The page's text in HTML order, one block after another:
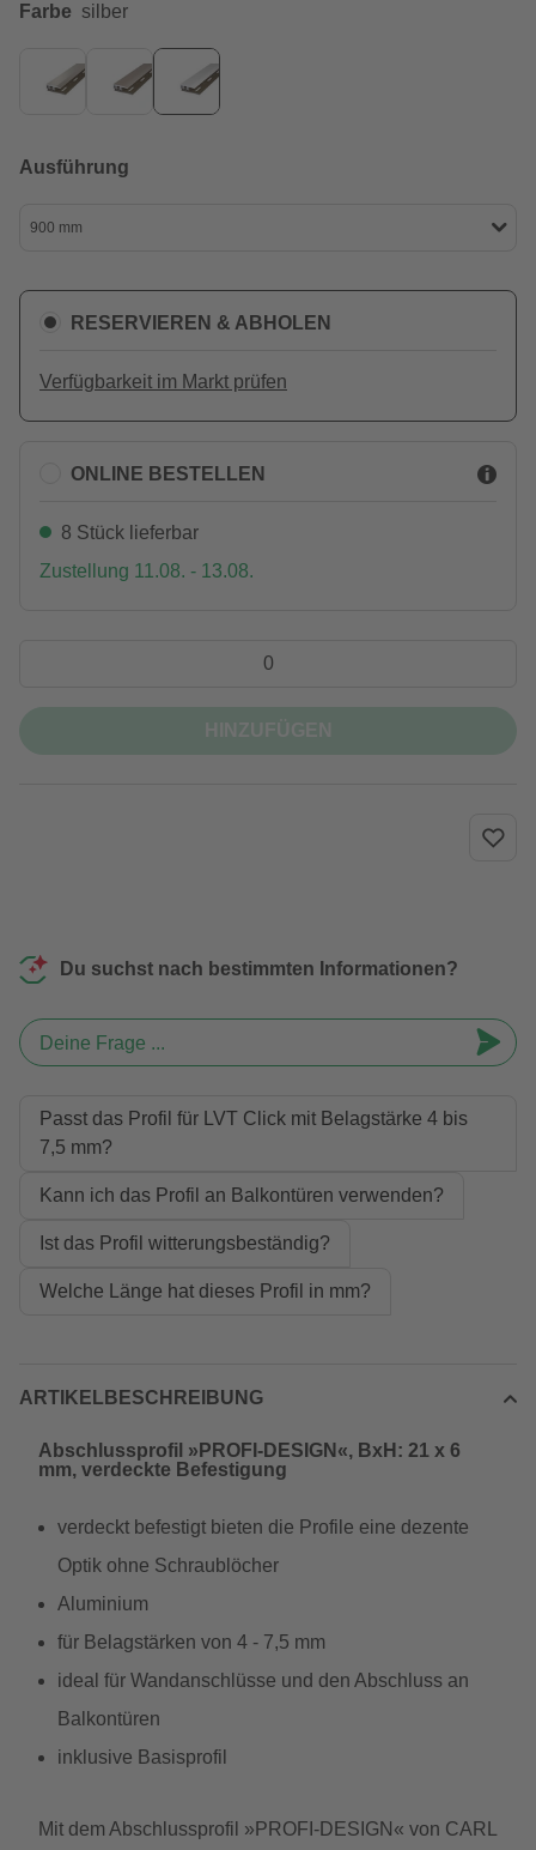
Farbe silber
Ausführung
900 mm
RESERVIEREN & ABHOLEN
Verfügbarkeit im Markt prüfen
ONLINE BESTELLEN
8 Stück lieferbar
Zustellung 11.08. - 13.08.
Du suchst nach bestimmten Informationen?
Deine Frage ...
Passt das Profil für LVT Click mit Belagstärke 4 bis
7,5 mm?
Kann ich das Profil an Balkontüren verwenden?
Ist das Profil witterungsbeständig?
Welche Länge hat dieses Profil in mm?
ARTIKELBESCHREIBUNG
Abschlussprofil »PROFI-DESIGN«, BxH: 21 x 6
mm, verdeckte Befestigung
verdeckt befestigt bieten die Profile eine dezente
Optik ohne Schraublöcher
Aluminium
für Belagstärken von 4 - 7,5 mm
ideal für Wandanschlüsse und den Abschluss an
Balkontüren
inklusive Basisprofil
Mit dem Abschlussprofil »PROFI-DESIGN« von CARL